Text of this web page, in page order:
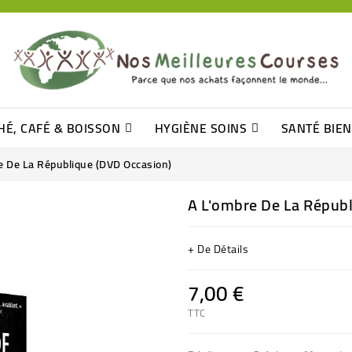
CAFÉ & BOISSON HYGIÈNE SOINS SANTÉ
De La République (DVD Occasion)
A L'ombre De La
+ De Détails
7,00 €
TTC